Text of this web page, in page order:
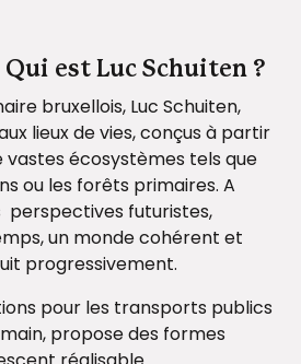
est Luc Schuiten ?
bruxellois, Luc Schuiten,
lieux de vies, conçus à partir
vastes écosystèmes tels que
ou les forêts primaires. A
futuristes,
un monde cohérent et
progressivement.
pour les transports publics
propose des formes